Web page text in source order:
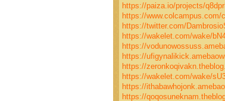
https://paiza.io/projects/
https://www.colcampus.com/
https://twitter.com/
https://wakelet.com/wake/
https://
https://
https://
https://wakelet.com/wake/
https://
https://